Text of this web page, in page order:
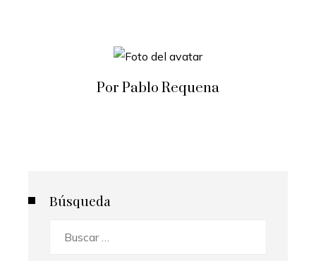
Por Pablo Requena
Búsqueda